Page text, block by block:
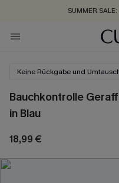
SUMMER SALE:
ZUM NEWSLETTER:
Keine Rückgabe und
Bauchkontrolle
in Blau
18,99 €